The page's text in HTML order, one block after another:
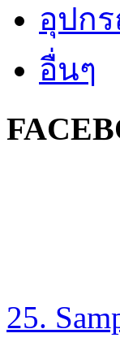
อุปก
อื่นๆ
25.